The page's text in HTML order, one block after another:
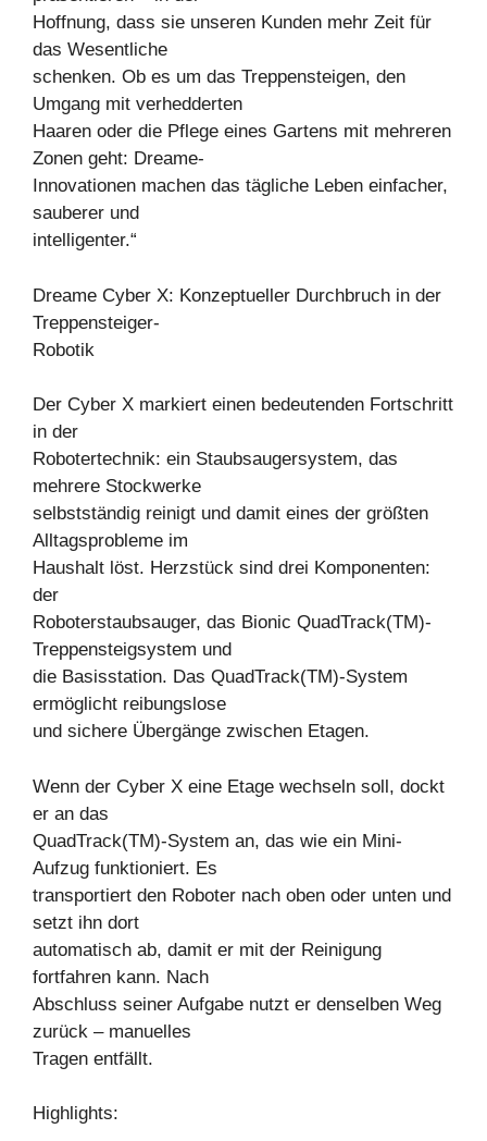
Hoffnung, dass sie unseren Kunden mehr Zeit für
das Wesentliche
schenken. Ob es um das Treppensteigen, den
Umgang mit verhedderten
Haaren oder die Pflege eines Gartens mit mehreren
Zonen geht: Dreame-
Innovationen machen das tägliche Leben einfacher,
sauberer und
intelligenter.“
Dreame Cyber X: Konzeptueller Durchbruch in der
Treppensteiger-
Robotik
Der Cyber X markiert einen bedeutenden Fortschritt
in der
Robotertechnik: ein Staubsaugersystem, das
mehrere Stockwerke
selbstständig reinigt und damit eines der größten
Alltagsprobleme im
Haushalt löst. Herzstück sind drei Komponenten:
der
Roboterstaubsauger, das Bionic QuadTrack(TM)-
Treppensteigsystem und
die Basisstation. Das QuadTrack(TM)-System
ermöglicht reibungslose
und sichere Übergänge zwischen Etagen.
Wenn der Cyber X eine Etage wechseln soll, dockt
er an das
QuadTrack(TM)-System an, das wie ein Mini-
Aufzug funktioniert. Es
transportiert den Roboter nach oben oder unten und
setzt ihn dort
automatisch ab, damit er mit der Reinigung
fortfahren kann. Nach
Abschluss seiner Aufgabe nutzt er denselben Weg
zurück – manuelles
Tragen entfällt.
Highlights: